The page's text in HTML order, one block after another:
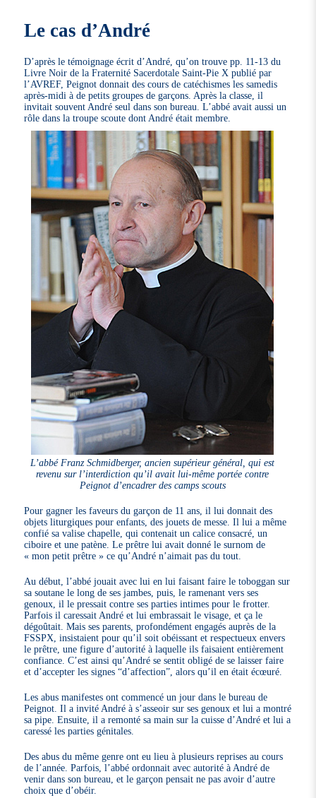
Le cas d’André
D’après le témoignage écrit d’André, qu’on trouve pp. 11-13 du
Livre Noir de la Fraternité Sacerdotale Saint-Pie X publié par
l’AVREF, Peignot donnait des cours de catéchismes les samedis
après-midi à de petits groupes de garçons. Après la classe, il
invitait souvent André seul dans son bureau. L’abbé avait aussi un
rôle dans la troupe scoute dont André était membre.
L’abbé Franz Schmidberger, ancien supérieur général, qui est
revenu sur l’interdiction qu’il avait lui-même portée contre
Peignot d’encadrer des camps scouts
Pour gagner les faveurs du garçon de 11 ans, il lui donnait des
objets liturgiques pour enfants, des jouets de messe. Il lui a même
confié sa valise chapelle, qui contenait un calice consacré, un
ciboire et une patène. Le prêtre lui avait donné le surnom de
« mon petit prêtre » ce qu’André n’aimait pas du tout.
Au début, l’abbé jouait avec lui en lui faisant faire le toboggan sur
sa soutane le long de ses jambes, puis, le ramenant vers ses
genoux, il le pressait contre ses parties intimes pour le frotter.
Parfois il caressait André et lui embrassait le visage, et ça le
dégoûtait. Mais ses parents, profondément engagés auprès de la
FSSPX, insistaient pour qu’il soit obéissant et respectueux envers
le prêtre, une figure d’autorité à laquelle ils faisaient entièrement
confiance. C’est ainsi qu’André se sentit obligé de se laisser faire
et d’accepter les signes “d’affection”, alors qu’il en était écœuré.
Les abus manifestes ont commencé un jour dans le bureau de
Peignot. Il a invité André à s’asseoir sur ses genoux et lui a montré
sa pipe. Ensuite, il a remonté sa main sur la cuisse d’André et lui a
caressé les parties génitales.
Des abus du même genre ont eu lieu à plusieurs reprises au cours
de l’année. Parfois, l’abbé ordonnait avec autorité à André de
venir dans son bureau, et le garçon pensait ne pas avoir d’autre
choix que d’obéir.